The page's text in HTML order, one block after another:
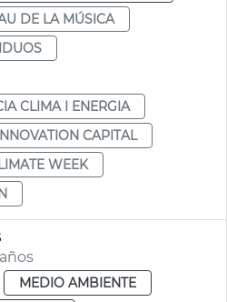
DE LA MÚSICA
CLIMA I ENERGIA
CAPITAL
WEEK
MEDIO AMBIENTE